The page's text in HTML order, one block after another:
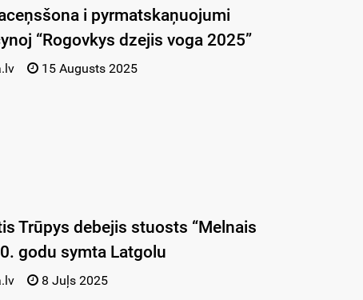
i pyrmatskaņuojumi
“Rogovkys dzejis voga 2025”
15 Augusts 2025
Trūpys debejis stuosts “Melnais
godu symta Latgolu
8 Juļs 2025